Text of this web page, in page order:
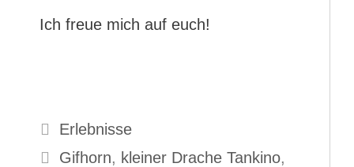
Ich freue mich auf euch!
Kategorien
Erlebnisse
Schlagwörter
Gifhorn, kleiner Drache Tankino,